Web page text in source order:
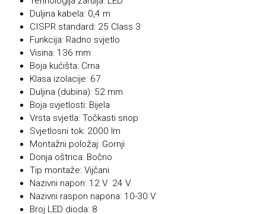
Duljina kabela: 0,4 m
CISPR standard: 25 Class 3
Funkcija: Radno svjetlo
Visina: 136 mm
Boja kućišta: Crna
Klasa izolacije: 67
Duljina (dubina): 52 mm
Boja svjetlosti: Bijela
Vrsta svjetla: Točkasti snop
Svjetlosni tok: 2000 lm
Montažni položaj: Gornji
Donja oštrica: Bočno
Tip montaže: Vijčani
Nazivni napon: 12 V 24 V
Nazivni raspon napona: 10-30 V
Broj LED dioda: 8